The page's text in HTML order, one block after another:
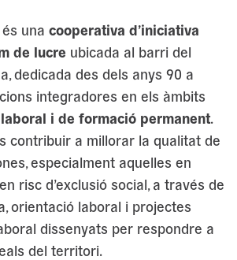
una cooperativa d’iniciativa
de lucre ubicada al barri del
dedicada des dels anys 90 a
integradores en els àmbits
i de formació permanent.
contribuir a millorar la qualitat de
especialment aquelles en
risc d’exclusió social, a través de
orientació laboral i projectes
dissenyats per respondre a
del territori.